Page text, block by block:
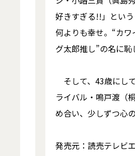
好きすぎる!!」とい
何よりも幸せ。“カ
グ太郎推し”の名に
そして、43歳にし
ライバル・鳴戸渡（
め合い、少しずつ心
発売元：読売テレビ